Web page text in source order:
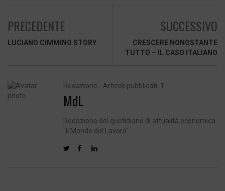
PRECEDENTE
LUCIANO CIMMINO STORY
SUCCESSIVO
CRESCERE NONOSTANTE
TUTTO – IL CASO ITALIANO
Redazione - Articoli pubblicati: 1
MdL
Redazione del quotidiano di attualità economica
"Il Mondo del Lavoro"